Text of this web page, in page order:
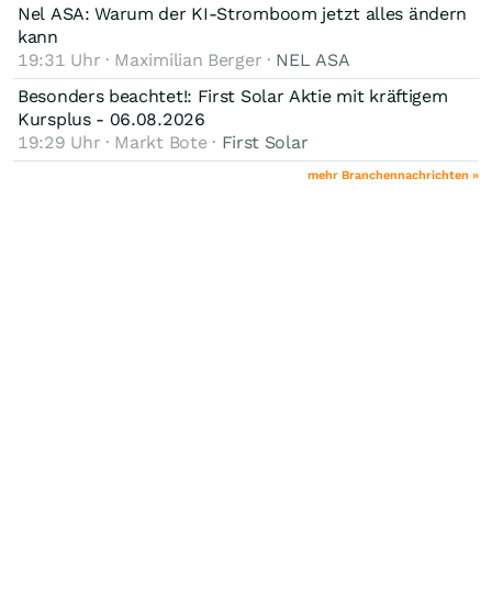
Nel ASA: Warum der KI-Stromboom jetzt alles ändern
kann
19:31 Uhr · Maximilian Berger · NEL ASA
Besonders beachtet!: First Solar Aktie mit kräftigem
Kursplus - 06.08.2026
19:29 Uhr · Markt Bote · First Solar
mehr Branchennachrichten »